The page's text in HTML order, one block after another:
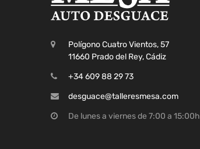
Polígono Cuatro Vientos, 57
11660 Prado del Rey, Cádiz
+34 609 88 29 73
desguace@talleresmesa.com
De lunes a viernes de 7:00 a 15:00h